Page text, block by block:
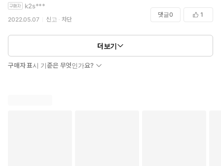
k2s***
2022.05.07 신고 차단
댓글0 1
더보기
구매자 표시 기준은 무엇인가요?